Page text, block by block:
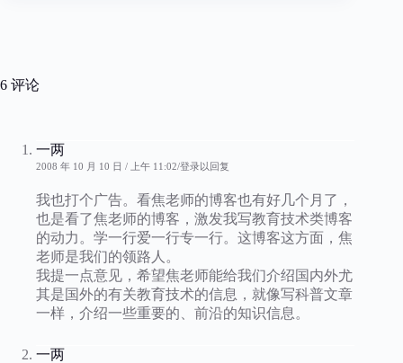
6 评论
一两
2008 年 10 月 10 日 / 上午 11:02 登录以回复
我也打个广告。看焦老师的博客也有好几个月了，
也是看了焦老师的博客，激发我写教育技术类博客
的动力。学一行爱一行专一行。这博客这方面，焦
老师是我们的领路人。
我提一点意见，希望焦老师能给我们介绍国内外尤
其是国外的有关教育技术的信息，就像写科普文章
一样，介绍一些重要的、前沿的知识信息。
一两